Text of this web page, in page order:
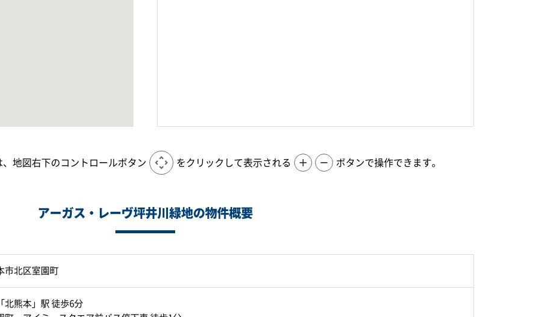
地図右下のコントロールボタン をクリックして表示される ＋ － ボタンで操作できます。
アーガス・レーヴ坪井川緑地の物件概要
市北区室園町
北熊本」駅 徒歩6分